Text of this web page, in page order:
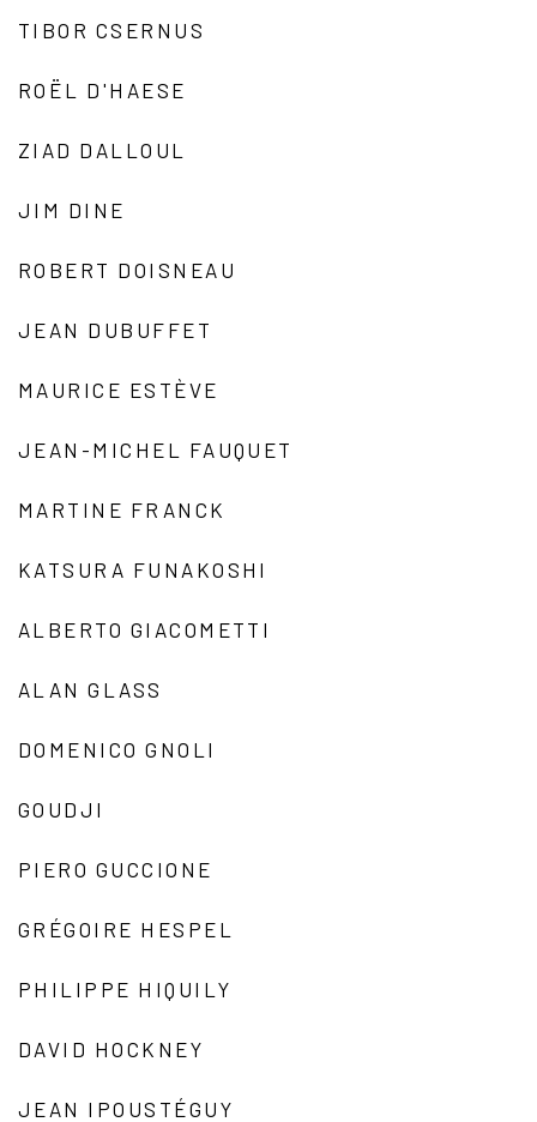
TIBOR CSERNUS
ROËL D'HAESE
ZIAD DALLOUL
JIM DINE
ROBERT DOISNEAU
JEAN DUBUFFET
MAURICE ESTÈVE
JEAN-MICHEL FAUQUET
MARTINE FRANCK
KATSURA FUNAKOSHI
ALBERTO GIACOMETTI
ALAN GLASS
DOMENICO GNOLI
GOUDJI
PIERO GUCCIONE
GRÉGOIRE HESPEL
PHILIPPE HIQUILY
DAVID HOCKNEY
JEAN IPOUSTÉGUY